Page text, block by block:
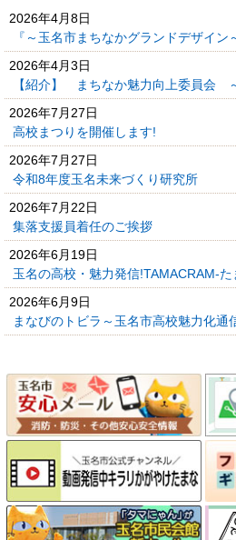
2026年4月8日
『～玉名市まちなかグランドデザイン
2026年4月3日
【紹介】 まちなか魅力向上委員会
2026年7月27日
高校まつりを開催します!
2026年7月27日
令和8年度玉名未来づくり研究所
2026年7月22日
集落支援員着任のご挨拶
2026年6月19日
玉名の高校・魅力発信!TAMACRAM-た
2026年6月9日
まなびのトビラ～玉名市高校魅力化通